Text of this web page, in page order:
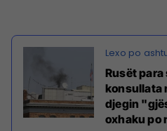
Rusët para
konsullata
djegin
oxhaku po